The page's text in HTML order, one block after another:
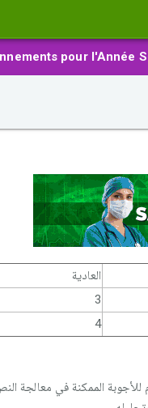
pour l'Année
العادية
3
4
الممكنة في معالجة